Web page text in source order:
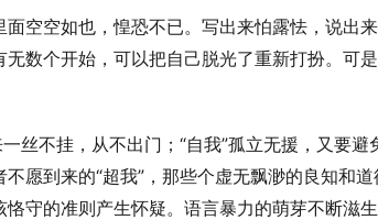
面空空如也，惶恐不已。写出来怕露怯，说出
无数个开始，可以把自己脱光了重新打扮。可
一丝不挂，从不出门；“自我”孤立无援，又要
不愿到来的“超我”，那些个虚无飘渺的良知和
恪守的准则产生怀疑。语言暴力的萌芽不断滋